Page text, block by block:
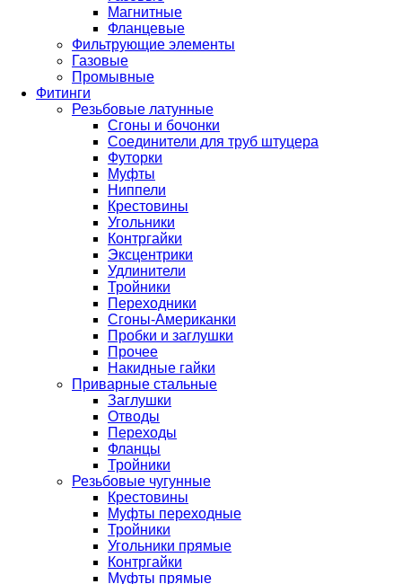
Магнитные
Фланцевые
Фильтрующие элементы
Газовые
Промывные
Фитинги
Резьбовые латунные
Сгоны и бочонки
Соединители для труб штуцера
Футорки
Муфты
Ниппели
Крестовины
Угольники
Контргайки
Эксцентрики
Удлинители
Тройники
Переходники
Сгоны-Американки
Пробки и заглушки
Прочее
Накидные гайки
Приварные стальные
Заглушки
Отводы
Переходы
Фланцы
Тройники
Резьбовые чугунные
Крестовины
Муфты переходные
Тройники
Угольники прямые
Контргайки
Муфты прямые